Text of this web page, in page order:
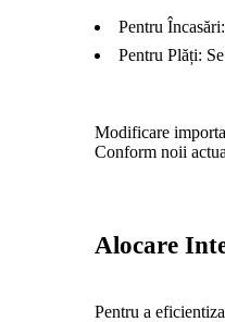
Pentru
Pentru Plăți:
Modificare
Conform noii
Alocare
Pentru a